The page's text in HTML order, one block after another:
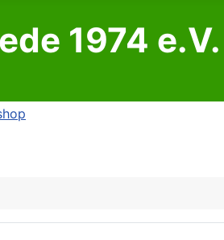
1974 e.V.